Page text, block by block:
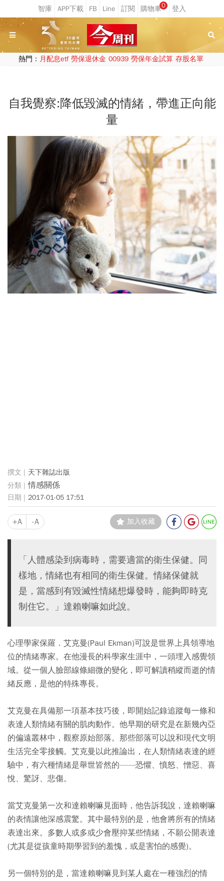
0
熱門： 月配息etf 勞保退休金 00939 勞保年金試算 存股名單
自我覺察:降低毀滅的情緒，帶進正向能
量
天下雜誌出版
情感關係
2017-01-05 17:51
+A -A 加入收藏
「人體感染到病毒時，需要適當的衛生保健。同
樣地，情緒也有相同的衛生保健。情緒保健就
是，當感到有毀滅性情緒想爆發時，能夠即時克
制住它。」達賴喇嘛如此說。
心理學家保羅．艾克曼(Paul Ekman)可說是世界上具領導地
位的情緒專家。在他漫長的科學家生涯中，一頭埋入感覺領
域。從一個人臉部線條細微的變化，即可解讀稍縱而逝的情
緒反應，是他的特殊專長。
艾克曼在具備那一項基本技巧後，即開始記錄追蹤每一條和
表達人類情緒有關的肌肉動作。他早期的研究是在新幾內亞
的偏遠叢林中，觀察原始部落。那些部落可以說和現代文明
生活完全零接觸。艾克曼以此推論出，在人類情緒表達的經
驗中，有六種情緒是舉世皆然的——恐懼、憤怒、憎惡、喜
悅、驚訝、悲傷。
當艾克曼第一次和達賴喇嘛見面時，他告訴我說，達賴喇嘛
的表情讓他深感震驚。其中最特別的是，他會將所有的情緒
表達出來。多數人或多或少會壓抑某些情緒，不願公開表達
(尤其是從孩童時期學習到的羞愧，或是害怕的感覺)。
另一個特別的是，當達賴喇嘛見到某人處在一種強烈的情